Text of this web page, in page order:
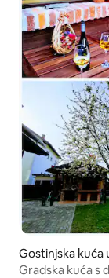
Gostinjska kuća
Gradska kuća s